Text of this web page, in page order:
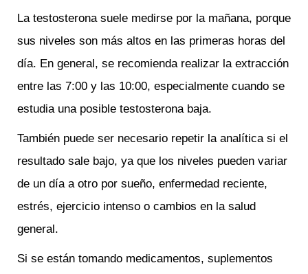
La testosterona suele medirse por la mañana, porque
sus niveles son más altos en las primeras horas del
día. En general, se recomienda realizar la extracción
entre las 7:00 y las 10:00, especialmente cuando se
estudia una posible testosterona baja.
También puede ser necesario repetir la analítica si el
resultado sale bajo, ya que los niveles pueden variar
de un día a otro por sueño, enfermedad reciente,
estrés, ejercicio intenso o cambios en la salud
general.
Si se están tomando medicamentos, suplementos